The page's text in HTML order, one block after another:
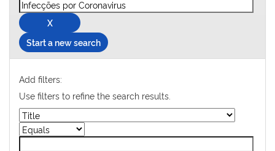
Start a new search
Add filters:
Use filters to refine the search results.